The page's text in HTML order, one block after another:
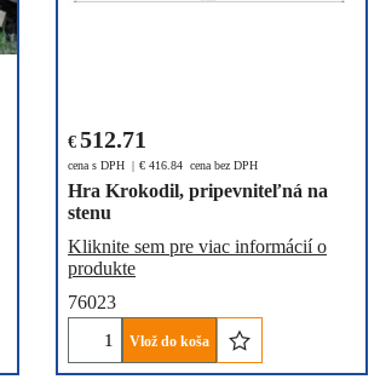
€ 512.71
cena s DPH € 416.84 cena bez DPH
Hra Krokodil, pripevniteľná na
stenu
Kliknite sem pre viac informácií o
produkte
76023
Vlož do koša